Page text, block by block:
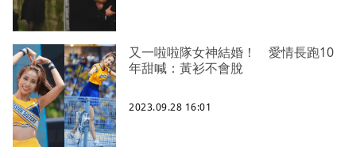
又一啦啦隊女神結婚！ 愛情長跑10
年甜喊：黃衫不會脫
2023.09.28 16:01